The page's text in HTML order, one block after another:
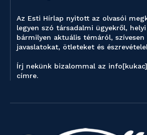
Az Esti Hírlap nyitott az olvasói
legyen szó társadalmi ügyekről,
bármilyen aktuális témáról,
javaslatokat, ötleteket és
Írj nekünk bizalommal az
címre.